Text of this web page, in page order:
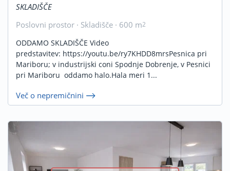
SKLADIŠČE
Poslovni prostor · Skladišče · 600 m2
ODDAMO SKLADIŠČE Video
predstavitev: https://youtu.be/ry7KHDD8mrsPesnica pri
Mariboru; v industrijski coni Spodnje Dobrenje, v Pesnici
pri Mariboru oddamo halo.Hala meri 1...
Več o nepremičnini